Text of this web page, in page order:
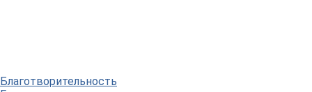
Благотворительность